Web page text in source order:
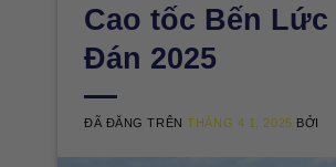
Cao tốc Bến
Đán 2025
ĐÃ ĐĂNG TRÊNTHÁNG 4 1, 2025 BỞI